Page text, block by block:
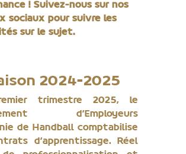
! Suivez-nous sur nos
sociaux pour suivre les
sur le sujet.
2024-2025
trimestre 2025, le
d’Employeurs
de Handball comptabilise
d’apprentissage. Réel